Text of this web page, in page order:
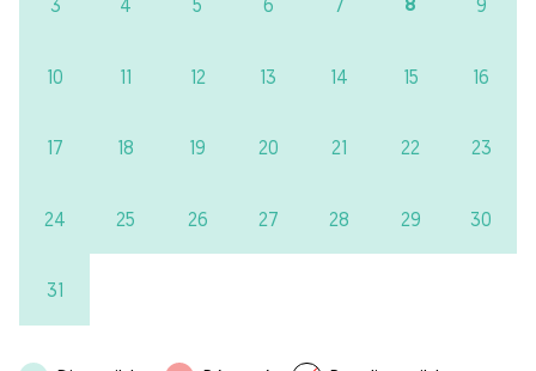
3 4 5 6 7 9
10 11 12 13 14 15 16
17 18 19 20 21 22 23
24 25 26 27 28 29 30
31